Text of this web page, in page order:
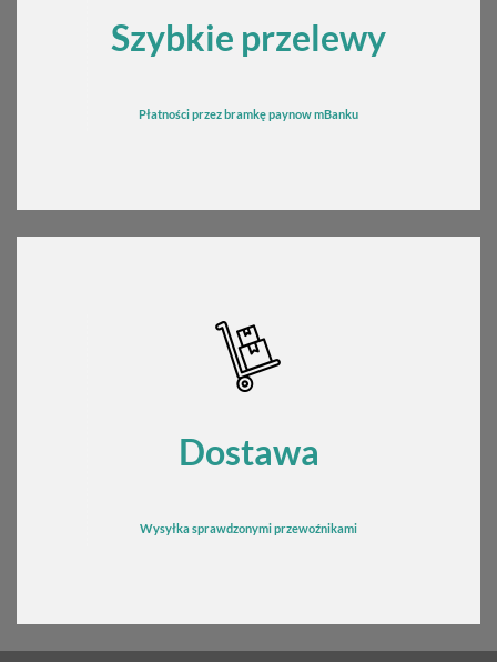
Szybkie przelewy
Płatności przez bramkępaynow mBanku
Dostawa
Wysyłka sprawdzonymi przewoźnikami